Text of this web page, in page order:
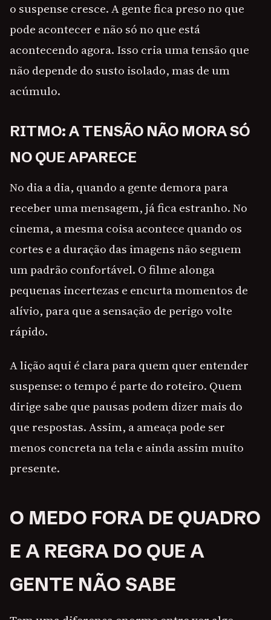
o suspense cresce. A gente fica preso no que
pode acontecer e não só no que está
acontecendo agora. Isso cria uma tensão que
não depende do susto isolado, mas de um
acúmulo.
RITMO: A TENSÃO NÃO MORA SÓ
NO QUE APARECE
No dia a dia, quando a gente demora para
receber uma mensagem, já fica estranho. No
cinema, a mesma coisa acontece quando os
cortes e a duração das imagens não seguem
um padrão confortável. O filme alonga
pequenas incertezas e encurta momentos de
alívio, para que a sensação de perigo volte
rápido.
A lição aqui é clara para quem quer entender
suspense: o tempo é parte do roteiro. Quem
dirige sabe que pausas podem dizer mais do
que respostas. Assim, a ameaça pode ser
menos concreta na tela e ainda assim muito
presente.
O MEDO FORA DE QUADRO
E A REGRA DO QUE A
GENTE NÃO SABE